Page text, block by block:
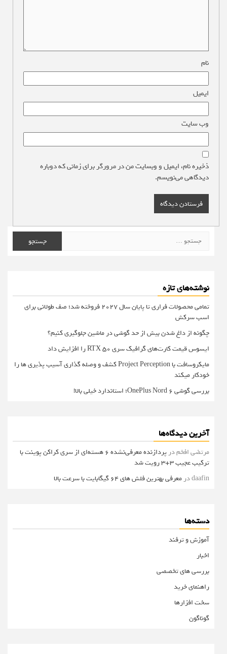
نام
ایمیل
وب‌ سایت
ذخیره نام، ایمیل و وبسایت من در مرورگر برای زمانی که دوباره
دیدگاهی می‌نویسم.
برای:
نوشته‌های تازه
تمامی محصولات فراری تا پایان سال ۲۰۲۷ فروخته شد؛ صف طولانی برای
اسب سرکش
چگونه از داغ شدن بیش از حد گوشی در ماشین جلوگیری کنیم؟
ایسوس قیمت کارت‌های گرافیک سری RTX 50 را افزایش داد
مایکروسافت با Project Perception کشف و وصله گذاری آسیب پذیری ها را
خودکار میکند
بررسی گوشی OnePlus Nord 6؛ استاندارد خیلی بالا!
آخرین دیدگاه‌ها
مرتضی افخمدر
پردازنده معرفی‌نشده 6 هسته‌ای از سری کراکن پوینت با
ترکیب عجیب 3+3 رویت شد
daafinدرمعرفی بهترین فلش های 64 گیگابایت با سرعت بالا
دسته‌ها
آموزش و ترفند
اخبار
بررسی های تخصصی
راهنمای خرید
سخت افزارها
گوناگون